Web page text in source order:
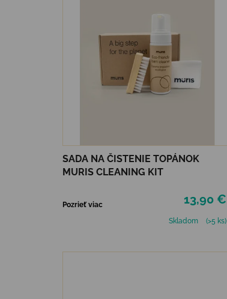
SADA NA ČISTENIE TOPÁNOK
MURIS CLEANING KIT
13,90 €
Pozrieť viac
Skladom
(>5 ks)